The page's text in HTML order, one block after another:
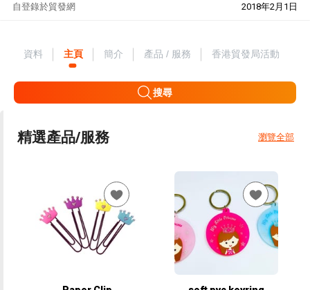
自 2018年2月1日
登錄於貿發網
資料 主頁 簡介 產品 / 服務 香港貿發局活動
搜尋
精選產品/服務 瀏覽全部